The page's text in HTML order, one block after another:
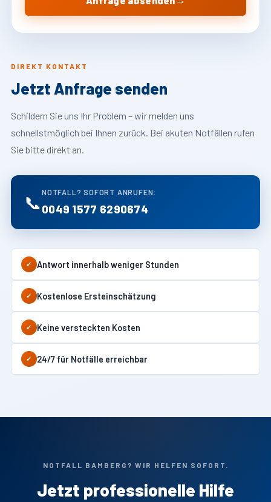
DIREKT KONTAKT
Jetzt Anfrage senden
Schildern Sie uns Ihr Problem – wir melden uns
schnellstmöglich bei Ihnen zurück. Bei akuten Notfällen rufen
Sie bitte direkt an.
📞 NOTFALL? SOFORT ANRUFEN:
0049 1577 6290674
✓ Antwort innerhalb weniger Stunden
✓ Kostenlose Ersteinschätzung
✓ Keine versteckten Kosten
✓ 24/7 für Notfälle erreichbar
NOTFALL BAMBERG? WIR HELFEN SOFORT.
Jetzt professionelle Hilfe